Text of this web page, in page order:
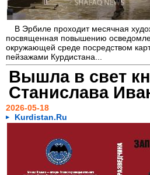
В Эрбиле проходит месячная
посвященная повышению
окружающей среде посредством
пейзажами Курдистана...
Вышла в свет
Станислава
2026-05-18
Kurdistan.Ru